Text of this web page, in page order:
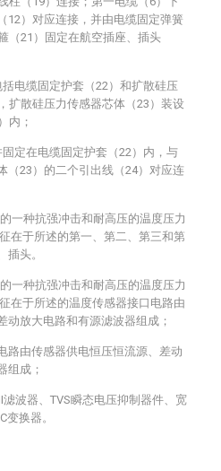
12）对应连接，并由电缆固定弹簧
（21）固定在航空插座、插头
电缆固定护套（22）和扩散硅压
扩散硅压力传感器芯体（23）装设
内；
定在电缆固定护套（22）内，与
（23）的二个引出线（24）对应连
一种抗强冲击和耐高压的温度压力
在于所述的第一、第二、第三和第
插头。
一种抗强冲击和耐高压的温度压力
在于所述的温度传感器接口电路由
动放大电路和有源滤波器组成；
路由传感器供电恒压恒流源、差动
组成；
波器、TVS瞬态电压抑制器件、宽
变换器。